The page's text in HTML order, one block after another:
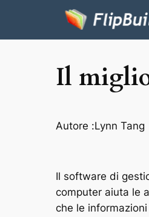
Il
Autore :Lynn Tang
Il software di
computer aiuta le
che le